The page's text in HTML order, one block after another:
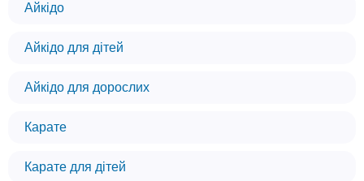
Айкідо
Айкідо для дітей
Айкідо для дорослих
Карате
Карате для дітей